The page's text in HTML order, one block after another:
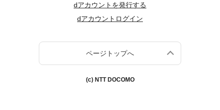
dアカウントを発行する
dアカウントログイン
ページトップへ
(c) NTT DOCOMO